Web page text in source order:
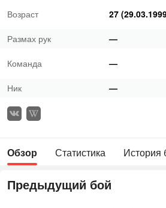
Возраст 27
Размах рук —
Команда —
Ник —
Обзор Статистика История
Предыдущий бой